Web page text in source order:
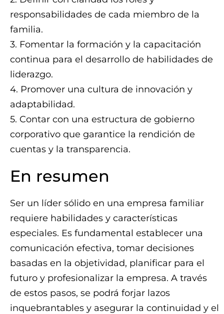
responsabilidades de cada miembro de la
familia.
3. Fomentar la formación y la capacitación
continua para el desarrollo de habilidades de
liderazgo.
4. Promover una cultura de innovación y
adaptabilidad.
5. Contar con una estructura de gobierno
corporativo que garantice la rendición de
cuentas y la transparencia.
En resumen
Ser un líder sólido en una empresa familiar
requiere habilidades y características
especiales. Es fundamental establecer una
comunicación efectiva, tomar decisiones
basadas en la objetividad, planificar para el
futuro y profesionalizar la empresa. A través
de estos pasos, se podrá forjar lazos
inquebrantables y asegurar la continuidad y el